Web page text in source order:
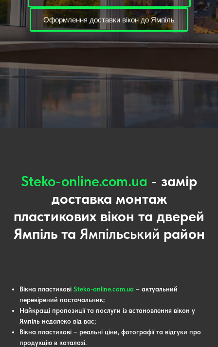
Оформлення доставки вікон до Ямпіль
Steko-online.com.ua - замір
доставка монтаж
пластикових вікон та дверей
Ямпіль та Ямпільський район
Вікна пластикові Steko-online.com.ua – актуальний
перевірений постачальник;
Найкращі пропозиції та послуги із встановлення вікон у
Ямпіль недалеко від вас;
Вікна пластикові – реальні ціни, фотографії та відгуки про
продукцію в каталозі.